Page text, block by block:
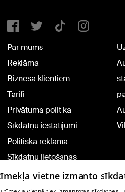
Par mums
Reklāma
Biznesa klientiem
Tarifi
Privātuma politika
Sīkdatņu iestatījumi
Politiskā reklāma
Sīkdatņu lietošanas
noteikumi
Komentāru pievienošana
vietne izmanto